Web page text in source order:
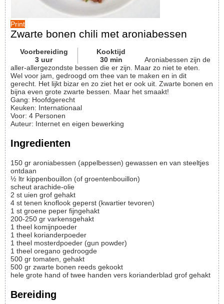
Print
Zwarte bonen chili met aroniabessen
Voorbereiding
3 uur
Kooktijd
30 min
Aroniabessen zijn de
aller-allergezondste bessen die er zijn. Maar zo niet te eten.
Wel voor jam, gedroogd om thee van te maken en in dit
gerecht. Het lijkt bizar en zo ziet het er ook uit. Zwarte bonen en
bijna even grote zwarte bessen. Maar het smaakt!
Gang: Hoofdgerecht
Keuken: Internationaal
Voor: 4 Personen
Auteur: Internet en eigen bewerking
Ingredienten
150 gr aroniabessen (appelbessen) gewassen en van steeltjes
ontdaan
½ ltr kippenbouillon (of groentenbouillon)
scheut arachide-olie
2 st uien grof gehakt
4 st tenen knoflook geperst (kwartier tevoren)
1 st groene peper fijngehakt
200-250 gr varkensgehakt
1 theel komijnpoeder
1 theel korianderpoeder
1 theel mosterdpoeder (gun powder)
1 theel oregano gedroogde
500 gr tomaten, gehakt
500 gr zwarte bonen reeds gekookt
hele grote hand of twee handen vers korianderblad grof gehakt
Bereiding